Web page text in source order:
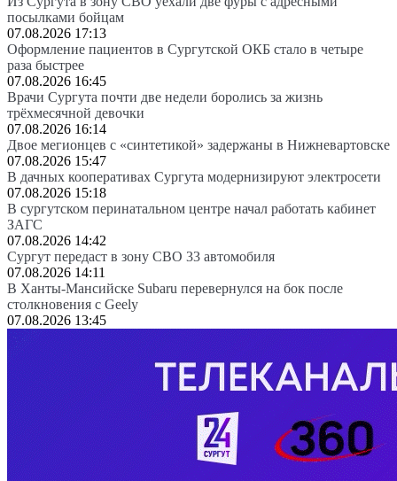
посылками бойцам
07.08.2026 17:13
Оформление пациентов в Сургутской ОКБ стало в четыре
раза быстрее
07.08.2026 16:45
Врачи Сургута почти две недели боролись за жизнь
трёхмесячной девочки
07.08.2026 16:14
Двое мегионцев с «синтетикой» задержаны в Нижневартовске
07.08.2026 15:47
В дачных кооперативах Сургута модернизируют электросети
07.08.2026 15:18
В сургутском перинатальном центре начал работать кабинет
ЗАГС
07.08.2026 14:42
Сургут передаст в зону СВО 33 автомобиля
07.08.2026 14:11
В Ханты-Мансийске Subaru перевернулся на бок после
столкновения с Geely
07.08.2026 13:45